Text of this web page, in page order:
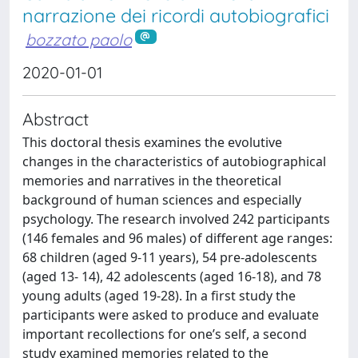
narrazione dei ricordi autobiografici
bozzato paolo
2020-01-01
Abstract
This doctoral thesis examines the evolutive
changes in the characteristics of autobiographical
memories and narratives in the theoretical
background of human sciences and especially
psychology. The research involved 242 participants
(146 females and 96 males) of different age ranges:
68 children (aged 9-11 years), 54 pre-adolescents
(aged 13- 14), 42 adolescents (aged 16-18), and 78
young adults (aged 19-28). In a first study the
participants were asked to produce and evaluate
important recollections for one’s self, a second
study examined memories related to the